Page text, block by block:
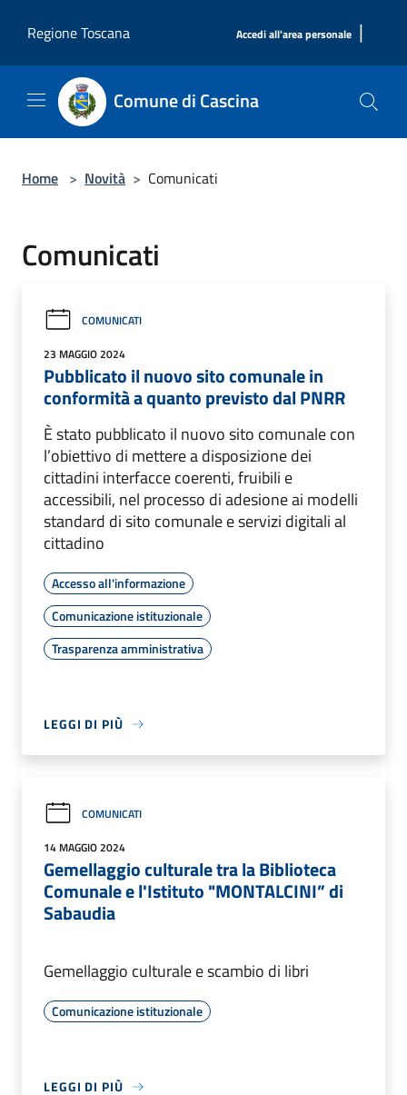
Regione Toscana
Accedi all'area personale |
Comune di Cascina
Home > Novità > Comunicati
Comunicati
COMUNICATI
23 MAGGIO 2024
Pubblicato il nuovo sito comunale in
conformità a quanto previsto dal PNRR
È stato pubblicato il nuovo sito comunale con
l’obiettivo di mettere a disposizione dei
cittadini interfacce coerenti, fruibili e
accessibili, nel processo di adesione ai modelli
standard di sito comunale e servizi digitali al
cittadino
Accesso all'informazione
Comunicazione istituzionale
Trasparenza amministrativa
LEGGI DI PIÙ
COMUNICATI
14 MAGGIO 2024
Gemellaggio culturale tra la Biblioteca
Comunale e l'Istituto "MONTALCINI” di
Sabaudia
Gemellaggio culturale e scambio di libri
Comunicazione istituzionale
LEGGI DI PIÙ